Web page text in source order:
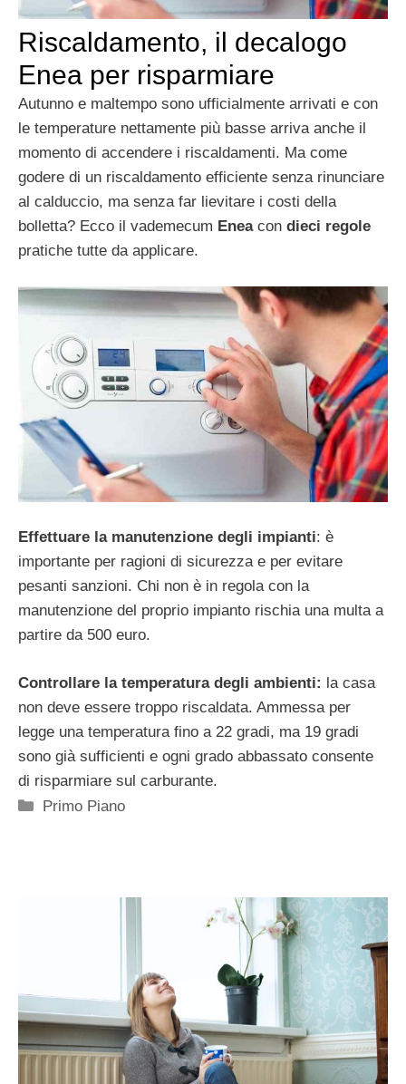
Riscaldamento, il decalogo
Enea per risparmiare
Autunno e maltempo sono ufficialmente arrivati e con
le temperature nettamente più basse arriva anche il
momento di accendere i riscaldamenti. Ma come
godere di un riscaldamento efficiente senza rinunciare
al calduccio, ma senza far lievitare i costi della
bolletta? Ecco il vademecum Eneacon dieci regole
pratiche tutte da applicare.
Effettuare la manutenzione degli impianti: è
importante per ragioni di sicurezza e per evitare
pesanti sanzioni. Chi non è in regola con la
manutenzione del proprio impianto rischia una multa a
partire da 500 euro.
Controllare la temperatura degli ambienti: la casa
non deve essere troppo riscaldata. Ammessa per
legge una temperatura fino a 22 gradi, ma 19 gradi
sono già sufficienti e ogni grado abbassato consente
di risparmiare sul carburante.
Categorie
Primo Piano